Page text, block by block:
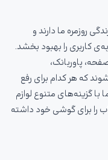
روزمره ما دارند و
کاربری را بهبود بخشد.
پاوربانک،
که هر کدام برای رفع
گزینه‌های متنوع لوازم
را برای گوشی خود داشته